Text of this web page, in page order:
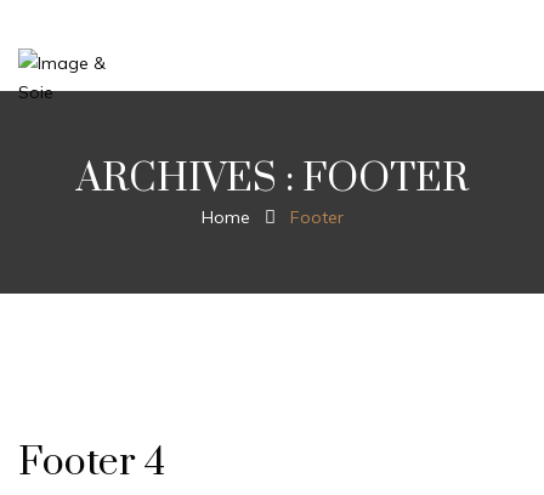
ARCHIVES : FOOTER
Home Footer
Footer 4